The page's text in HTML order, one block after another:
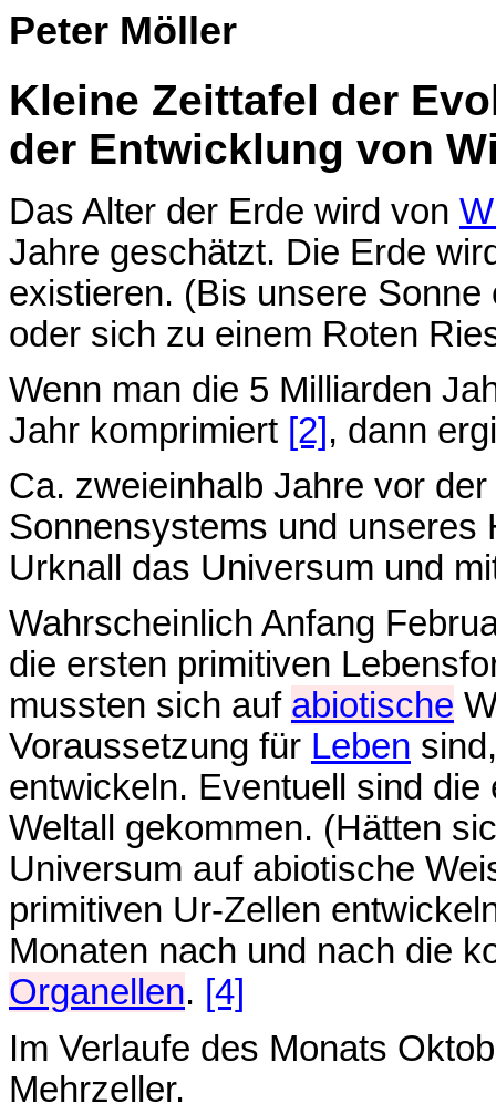
Peter Möller
Kleine Zeittafel der
der Entwicklung von
Das Alter der Erde wird von
Jahre geschätzt. Die Erde
existieren. (Bis unsere
oder sich zu einem Roten
Wenn man die 5 Milliarden
Jahr komprimiert [2] , dann
Ca. zweieinhalb Jahre vor
Sonnensystems und unseres
Urknall das Universum und
Wahrscheinlich Anfang
die ersten primitiven
mussten sich auf abiotische
Voraussetzung für Leben
entwickeln. Eventuell sind
Weltall gekommen. (Hätten
Universum auf abiotische
primitiven Ur-Zellen
Monaten nach und nach die
Organellen. [4]
Im Verlaufe des Monats
Mehrzeller.